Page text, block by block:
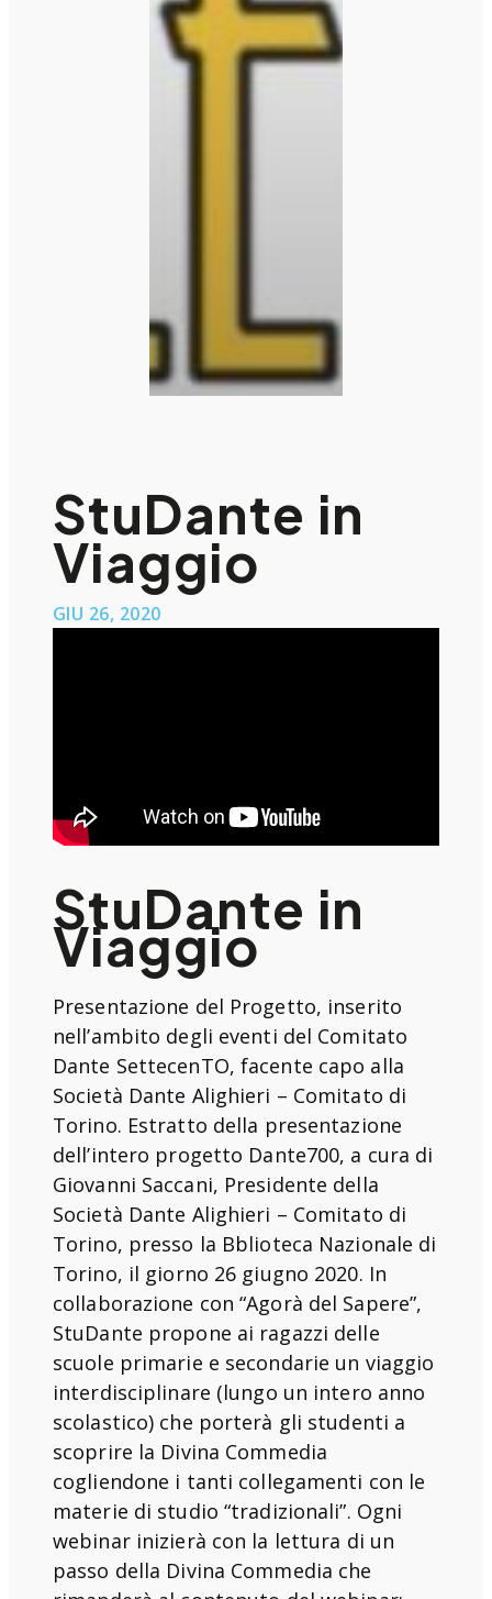
StuDante in
Viaggio
GIU 26, 2020
StuDante in
Viaggio
Presentazione del Progetto, inserito
nell’ambito degli eventi del Comitato
Dante SettecenTO, facente capo alla
Società Dante Alighieri – Comitato di
Torino. Estratto della presentazione
dell’intero progetto Dante700, a cura di
Giovanni Saccani, Presidente della
Società Dante Alighieri – Comitato di
Torino, presso la Bblioteca Nazionale di
Torino, il giorno 26 giugno 2020. In
collaborazione con “Agorà del Sapere”,
StuDante propone ai ragazzi delle
scuole primarie e secondarie un viaggio
interdisciplinare (lungo un intero anno
scolastico) che porterà gli studenti a
scoprire la Divina Commedia
cogliendone i tanti collegamenti con le
materie di studio “tradizionali”. Ogni
webinar inizierà con la lettura di un
passo della Divina Commedia che